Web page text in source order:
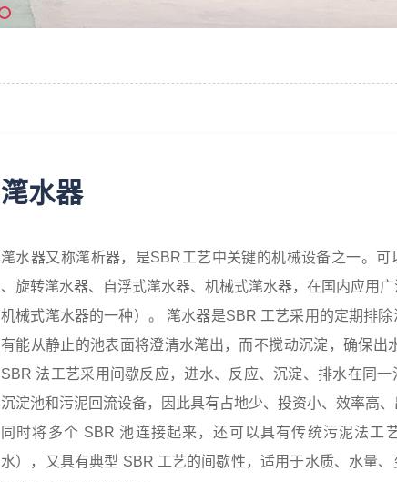
滗水器
滗水器又称滗析器，是SBR工艺中关键的机械设备之一。可
、旋转滗水器、自浮式滗水器、机械式滗水器，在国内应用
机械式滗水器的一种）。 滗水器是SBR 工艺采用的定期排
有能从静止的池表面将澄清水滗出，而不搅动沉淀，确保出
SBR 法工艺采用间歇反应，进水、反应、沉淀、排水在同一
沉淀池和污泥回流设备，因此具有占地少、投资小、效率高、
同时将多个 SBR 池连接起来，还可以具有传统污泥法工
水），又具有典型 SBR 工艺的间歇性，适用于水质、水量